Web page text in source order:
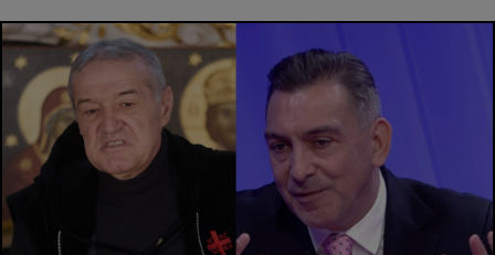
SuperLiga
Liga 2
Cupa României
Echipa Națională